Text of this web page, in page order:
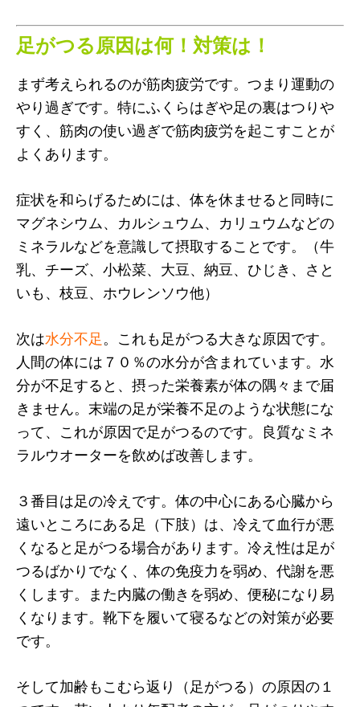
足がつる原因は何！対策は！
まず考えられるのが筋肉疲労です。つまり運動の
やり過ぎです。特にふくらはぎや足の裏はつりや
すく、筋肉の使い過ぎで筋肉疲労を起こすことが
よくあります。
症状を和らげるためには、体を休ませると同時に
マグネシウム、カルシュウム、カリュウムなどの
ミネラルなどを意識して摂取することです。（牛
乳、チーズ、小松菜、大豆、納豆、ひじき、さと
いも、枝豆、ホウレンソウ他）
次は水分不足 。これも足がつる大きな原因です。
人間の体には７０％の水分が含まれています。水
分が不足すると、摂った栄養素が体の隅々まで届
きません。末端の足が栄養不足のような状態にな
って、これが原因で足がつるのです。良質なミネ
ラルウオーターを飲めば改善します。
３番目は足の冷えです。体の中心にある心臓から
遠いところにある足（下肢）は、冷えて血行が悪
くなると足がつる場合があります。冷え性は足が
つるばかりでなく、体の免疫力を弱め、代謝を悪
くします。また内臓の働きを弱め、便秘になり易
くなります。靴下を履いて寝るなどの対策が必要
です。
そして加齢もこむら返り（足がつる）の原因の１